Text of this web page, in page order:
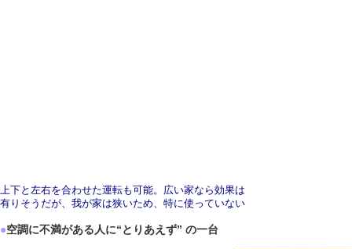
上下と左右を合わせた運転も可能。広い家なら効果は
有りそうだが、我が家は狭いため、特に使っていない
●空調に不満がある人に“とりあえず” の一台